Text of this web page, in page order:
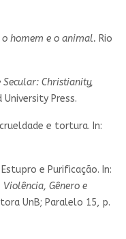
o homem e o animal. Rio
Christianity,
Press.
e tortura. In:
e Purificação. In:
Violência, Gênero e
UnB; Paralelo 15, p.